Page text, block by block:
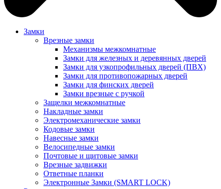
Замки
Врезные замки
Механизмы межкомнатные
Замки для железных и деревянных дверей
Замки для узкопрофильных дверей (ПВХ)
Замки для противопожарных дверей
Замки для финских дверей
Замки врезные с ручкой
Защелки межкомнатные
Накладные замки
Электромеханические замки
Кодовые замки
Навесные замки
Велосипедные замки
Почтовые и щитовые замки
Врезные задвижки
Ответные планки
Электронные Замки (SMART LOCK)